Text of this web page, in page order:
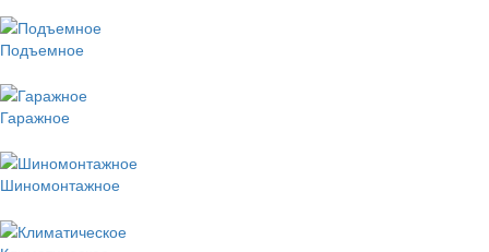
Подъемное
Гаражное
Шиномонтажное